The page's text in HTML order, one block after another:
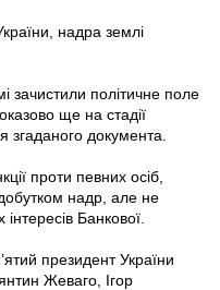
надра землі
зачистили політичне поле
ще на стадії
згаданого документа.
проти певних осіб,
надр, але не
Банкової.
президент України
Жеваго, Ігор